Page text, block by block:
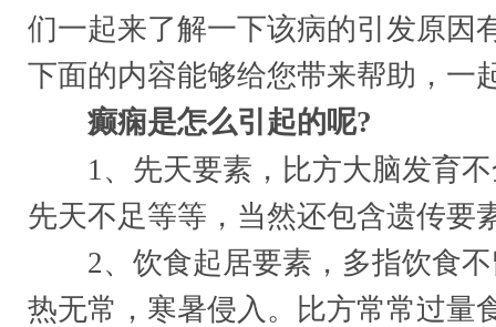
们一起来了解一下该病的引发原因
下面的内容能够给您带来帮助，一
癫痫是怎么引起的呢?
1、先天要素，比方大脑发育不
先天不足等等，当然还包含遗传要
2、饮食起居要素，多指饮食不
热无常，寒暑侵入。比方常常过量